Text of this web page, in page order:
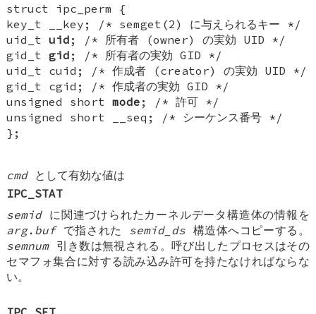
struct ipc_perm {
key_t __key; /* semget(2) に与えられるキー */
uid_tuid ; /* 所有者 (owner) の実効 UID */
gid_tgid ; /* 所有者の実効 GID */
uid_t cuid; /* 作成者 (creator) の実効 UID */
gid_t cgid; /* 作成者の実効 GID */
unsigned shortmode ; /* 許可 */
unsigned short __seq; /* シーケンス番号 */
};
cmdとして有効な値は
IPC_STAT
semidに関連づけられたカーネルデータ構造体の情報を
arg.bufで指された semid_ds 構造体へコピーする。
semnum引き数は無視される。呼び出したプロセスはその
セマフォ集合に対する読み込み許可を持たなければならな
い。